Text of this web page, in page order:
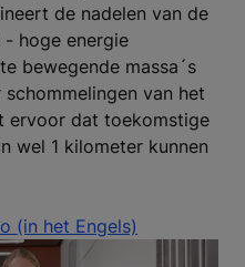
de nadelen van de
- hoge energie
bewegende massa´s
van het
ervoor dat toekomstige
wel 1 kilometer kunnen
(in het Engels)